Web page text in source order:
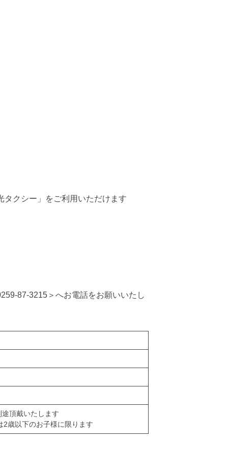
クシー」をご利用いただけます
87-3215＞へお電話をお願いいたし
頂戴いたします
歳以下のお子様に限ります